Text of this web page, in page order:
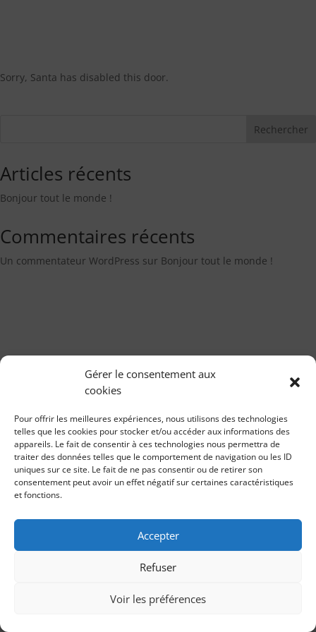
Gérer le consentement aux
cookies
Pour offrir les meilleures expériences, nous utilisons des technologies
telles que les cookies pour stocker et/ou accéder aux informations des
appareils. Le fait de consentir à ces technologies nous permettra de
traiter des données telles que le comportement de navigation ou les ID
uniques sur ce site. Le fait de ne pas consentir ou de retirer son
consentement peut avoir un effet négatif sur certaines caractéristiques
et fonctions.
Accepter
Refuser
Voir les préférences
Sorry, Santa has disabled this door.
Rechercher
Articles récents
Bonjour tout le monde !
Commentaires récents
Un commentateur WordPress sur Bonjour tout le monde !